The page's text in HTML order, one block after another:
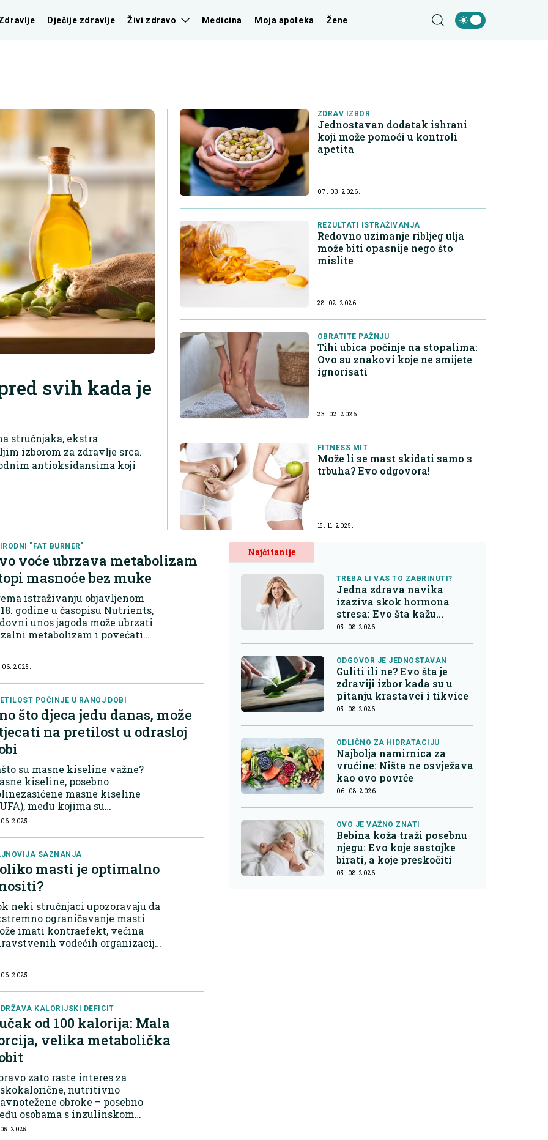
Dječije zdravlje Živi zdravo Medicina Moja apoteka Žene
svih kada je
stručnjaka, ekstra
izborom za zdravlje srca.
antioksidansima koji
ZDRAV IZBOR
Jednostavan dodatak ishrani
koji može pomoći u kontroli
apetita
07. 03. 2026.
REZULTATI ISTRAŽIVANJA
Redovno uzimanje ribljeg ulja
može biti opasnije nego što
mislite
28. 02. 2026.
OBRATITE PAŽNJU
Tihi ubica počinje na stopalima:
Ovo su znakovi koje ne smijete
ignorisati
23. 02. 2026.
FITNESS MIT
Može li se mast skidati samo s
trbuha? Evo odgovora!
15. 11. 2025.
"FAT BURNER"
voće ubrzava metabolizam
masnoće bez muke
istraživanju objavljenom
godine u časopisu Nutrients,
unos jagoda može ubrzati
metabolizam i povećati
Nutritivni sastav i
06. 2025.
POČINJE U RANOJ DOBI
što djeca jedu danas, može
na pretilost u odrasloj
su masne kiseline važne?
kiseline, posebno
masne kiseline
među kojima su
omega-3 i omega-6,
Omega-3 kiseline, prisutn...
2025.
SAZNANJA
masti je optimalno
neki stručnjaci upozoravaju da
ograničavanje masti
imati kontraefekt, većina
vodećih organizacija
je optimalno? Ukupne masti:
06. 2025.
KALORIJSKI DEFICIT
od 100 kalorija: Mala
velika metabolička
zato raste interes za
nutritivno
obroke – posebno
osobama s inzulinskom
metaboličkim
2025.
Najčitanije
TREBA LI VAS TO ZABRINUTI?
Jedna zdrava navika
izaziva skok hormona
stresa: Evo šta kažu
endokrinolozi
05. 08. 2026.
ODGOVOR JE JEDNOSTAVAN
Guliti ili ne? Evo šta je
zdraviji izbor kada su u
pitanju krastavci i tikvice
05. 08. 2026.
ODLIČNO ZA HIDRATACIJU
Najbolja namirnica za
vrućine: Ništa ne osvježava
kao ovo povrće
06. 08. 2026.
OVO JE VAŽNO ZNATI
Bebina koža traži posebnu
njegu: Evo koje sastojke
birati, a koje preskočiti
05. 08. 2026.